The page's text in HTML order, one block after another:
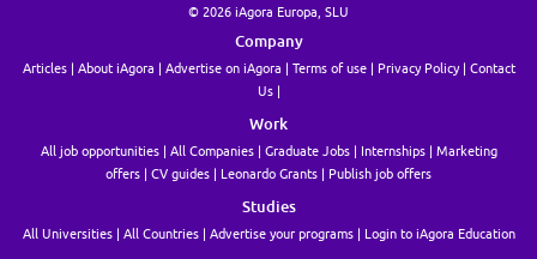
© 2026 iAgora Europa, SLU
Company
Articles About iAgora Advertise on iAgora Terms of use Privacy Policy
Contact
Us
Work
All job opportunities All Companies Graduate Jobs Internships
Marketing
offers
CV guides Leonardo Grants Publish job offers
Studies
All Universities All Countries Advertise your programs Login to iAgora Education